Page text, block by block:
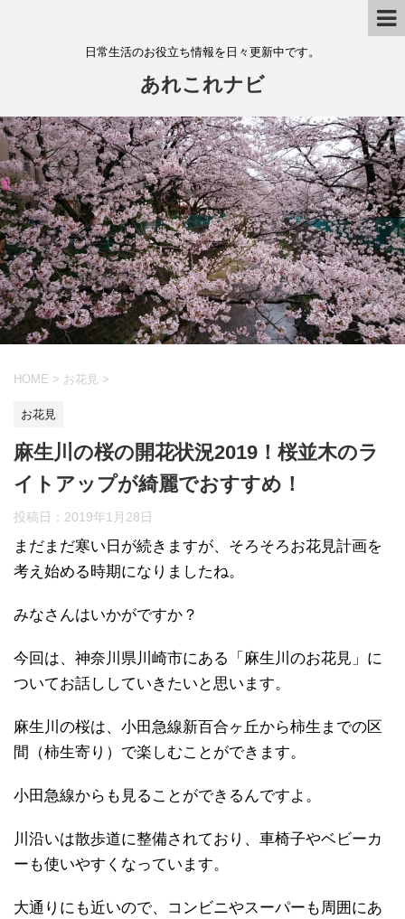
日常生活のお役立ち情報を日々更新中です。
あれこれナビ
HOME > お花見 >
お花見
麻生川の桜の開花状況2019！桜並木のラ
イトアップが綺麗でおすすめ！
投稿日： 2019年1月28日
まだまだ寒い日が続きますが、そろそろお花見計画を
考え始める時期になりましたね。
みなさんはいかがですか？
今回は、神奈川県川崎市にある「麻生川のお花見」に
ついてお話ししていきたいと思います。
麻生川の桜は、小田急線新百合ヶ丘から柿生までの区
間（柿生寄り）で楽しむことができます。
小田急線からも見ることができるんですよ。
川沿いは散歩道に整備されており、車椅子やベビーカ
ーも使いやすくなっています。
大通りにも近いので、コンビニやスーパーも周囲にあ